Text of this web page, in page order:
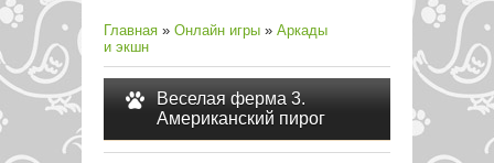
Главная » Онлайн игры » Аркады
и экшн
Веселая ферма 3.
Американский пирог